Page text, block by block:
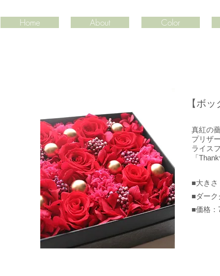
Home About Color
【ボ
真紅の
プリザ
ライス
「
■大き
■ダー
​■価格：